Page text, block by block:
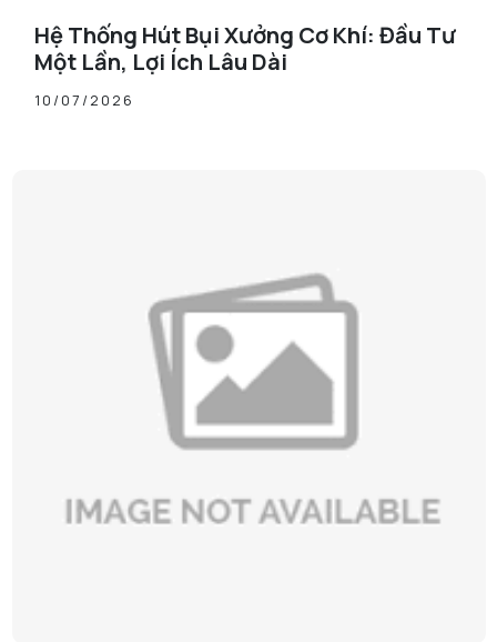
Hệ Thống Hút Bụi Xưởng Cơ Khí: Đầu Tư
Một Lần, Lợi Ích Lâu Dài
10/07/2026